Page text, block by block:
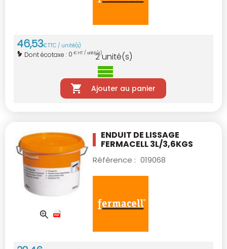
46,53€TTC / unité(s)
Dont écotaxe : 0 € HT / unité(s)
2unité(s)
Ajouter au panier
ENDUIT DE LISSAGE
FERMACELL 3L/3,6KGS
Référence : 019068